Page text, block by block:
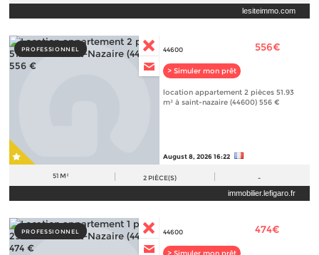
lesiteimmo.com
PROFESSIONNEL 44600
> Simuler mon prêt
556€
location appartement 2 pièces 51.93
m² à saint-nazaire (44600) 556 €
August 8, 2026 16:22
51 M² 2 PIÈCE(S) -
immobilier.lefigaro.fr
PROFESSIONNEL 44600 474€